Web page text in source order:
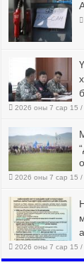
2026 оны 7 сар 15 /
2026 оны 7 сар 15 /
2026 оны 7 сар 15 /